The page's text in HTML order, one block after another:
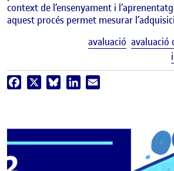
context de l’ensenyament i
aquest procés permet mesurar
avaluació avaluació
Facebook BlueskyLinkedIn